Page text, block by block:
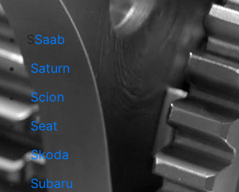
SSaab
Saturn
Scion
Seat
Skoda
Subaru